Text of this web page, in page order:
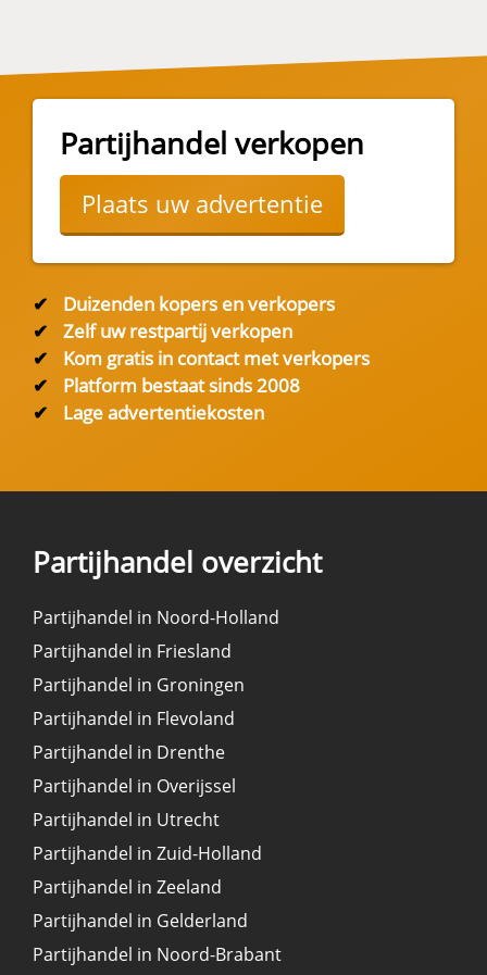
Partijhandel verkopen
Plaats uw advertentie
✔
Duizenden kopers en verkopers
✔
Zelf uw restpartij verkopen
✔
Kom gratis in contact met verkopers
✔
Platform bestaat sinds 2008
✔
Lage advertentiekosten
Partijhandel overzicht
Partijhandel in Noord-Holland
Partijhandel in Friesland
Partijhandel in Groningen
Partijhandel in Flevoland
Partijhandel in Drenthe
Partijhandel in Overijssel
Partijhandel in Utrecht
Partijhandel in Zuid-Holland
Partijhandel in Zeeland
Partijhandel in Gelderland
Partijhandel in Noord-Brabant